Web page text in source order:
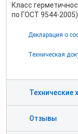
Класс
по ГОСТ 9544-2005)
Декларация о
Техническая
Технические
Отзывы